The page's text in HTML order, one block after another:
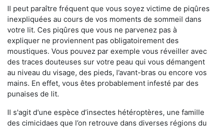
Il peut paraître fréquent que vous soyez victime de piqûres
inexpliquées au cours de vos moments de sommeil dans
votre lit. Ces piqûres que vous ne parvenez pas à
expliquer ne proviennent pas obligatoirement des
moustiques. Vous pouvez par exemple vous réveiller avec
des traces douteuses sur votre peau qui vous démangent
au niveau du visage, des pieds, l’avant-bras ou encore vos
mains. En effet, vous êtes probablement infesté par des
punaises de lit.
Il s'agit d'une espèce d’insectes hétéroptères, une famille
des cimicidaes que l’on retrouve dans diverses régions du